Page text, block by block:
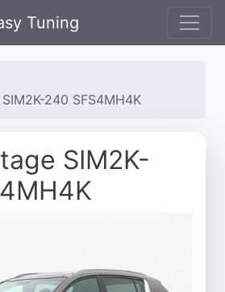
Tuning
240 SFS4MH4K
SIM2K-